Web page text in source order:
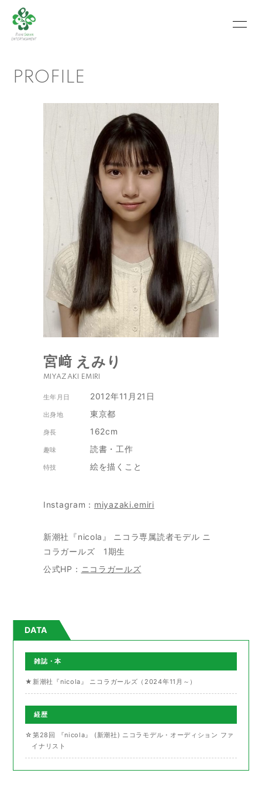
SCHEDULE
PHOTO
MOVIE BLOG
RECRUIT CONTACT
ABOUT US
会員登録 ログイン
PROFILE
宮﨑 えみり
MIYAZAKI EMIRI
生年月日 2012年11月21日
出身地 東京都
身長 162cm
趣味 読書・工作
特技 絵を描くこと
Instagram： miyazaki.emiri
新潮社『nicola』 ニコラ専属読者モデル ニ
コラガールズ 1期生
公式HP： ニコラガールズ
DATA
雑誌・本
★新潮社『nicola』 ニコラガールズ（2024年11月～）
経歴
☆第28回 『nicola』 (新潮社) ニコラモデル・オーディション ファ
イナリスト